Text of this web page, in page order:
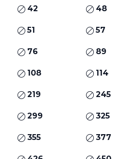
42 48
51 57
76 89
108 114
219 245
299 325
355 377